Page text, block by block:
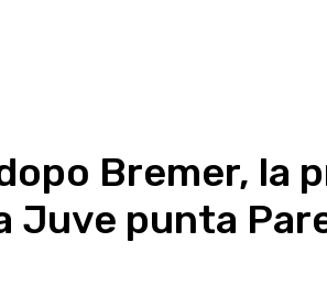
Bremer, la
Juve punta